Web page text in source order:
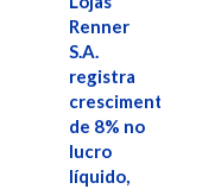
Renner
S.A.
registra
crescimento
de 8% no
lucro
líquido,